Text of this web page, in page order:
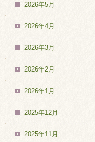
2026年5月
2026年4月
2026年3月
2026年2月
2026年1月
2025年12月
2025年11月